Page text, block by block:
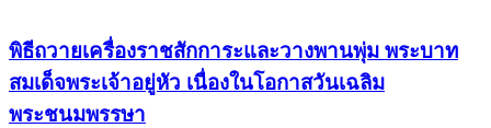
พิธีถวายเครื่องราชสักการะและวางพานพุ่ม พระบาท
สมเด็จพระเจ้าอยู่หัว เนื่องในโอกาสวันเฉลิม
พระชนมพรรษา